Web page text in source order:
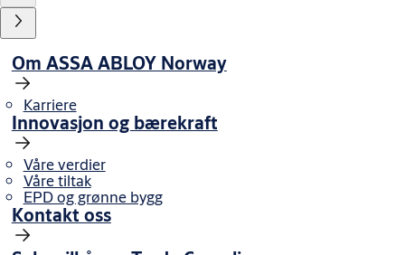
Om ASSA ABLOY Norway
Karriere
Innovasjon og bærekraft
Våre verdier
Våre tiltak
EPD og grønne bygg
Kontakt oss